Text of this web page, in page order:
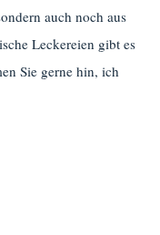
auch noch aus
Leckereien gibt es
Sie gerne hin, ich